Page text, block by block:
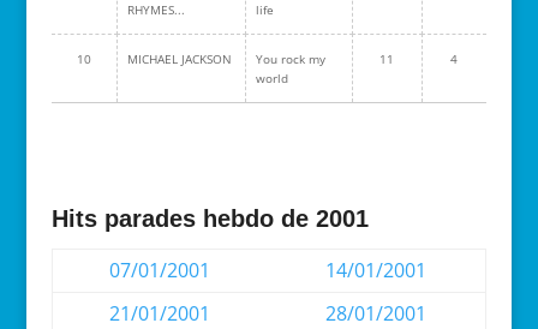
RHYMES...
life
10 MICHAEL JACKSON
You rock my
world
11 4
Hits parades hebdo de 2001
07/01/2001
14/01/2001
21/01/2001
28/01/2001